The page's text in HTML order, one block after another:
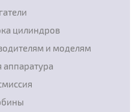
цилиндров
и моделям
аппаратура